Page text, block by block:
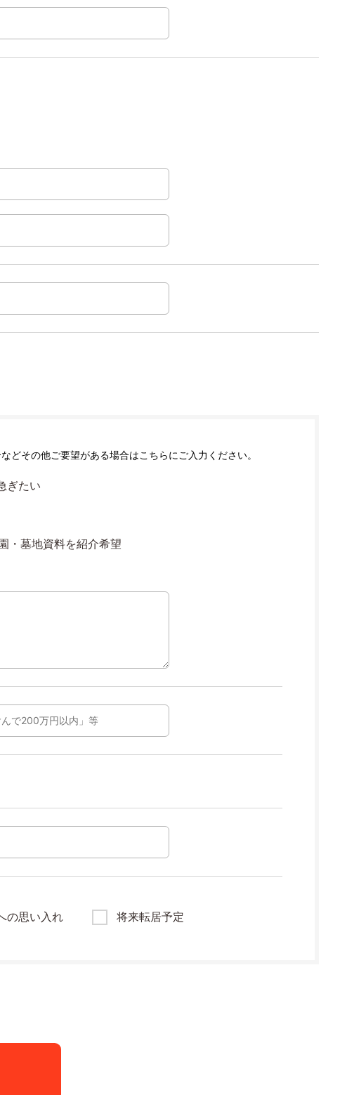
どその他ご要望がある場合はこちらにご入力ください。
ぎたい
・墓地資料を紹介希望
の思い入れ 将来転居予定